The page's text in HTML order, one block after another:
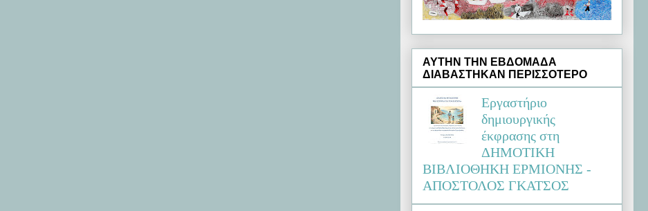
ΑΥΤΗΝ ΤΗΝ ΕΒΔΟΜΑΔΑ
ΔΙΑΒΑΣΤΗΚΑΝ ΠΕΡΙΣΣΟΤΕΡΟ
Εργαστήριο
δημιουργικής
έκφρασης στη
ΔΗΜΟΤΙΚΗ
ΒΙΒΛΙΟΘΗΚΗ ΕΡΜΙΟΝΗΣ -
ΑΠΟΣΤΟΛΟΣ ΓΚΑΤΣΟΣ